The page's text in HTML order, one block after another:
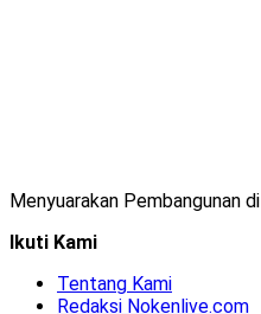
Menyuarakan Pembangunan
Ikuti Kami
Tentang Kami
Redaksi Nokenlive.com